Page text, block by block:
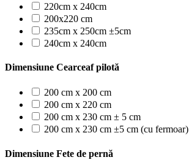
220cm x 240cm
200x220 cm
235cm x 250cm ±5cm
240cm x 240cm
Dimensiune Cearceaf pilotă
200 cm x 200 cm
200 cm x 220 cm
200 cm x 230 cm ± 5 cm
200 cm x 230 cm ±5 cm (cu fermoar)
Dimensiune Fete de pernă